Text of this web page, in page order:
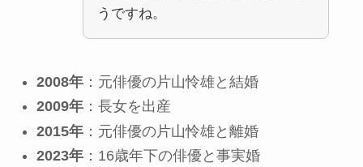
うですね。
2008年：元俳優の片山怜雄と結婚
2009年：長女を出産
2015年：元俳優の片山怜雄と離婚
2023年：16歳年下の俳優と事実婚